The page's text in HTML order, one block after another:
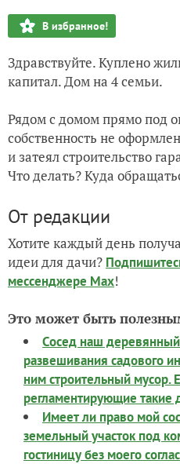
В избранное!
Здравствуйте. Куплено
капитал. Дом на 4 семьи.
Рядом с домом прямо под
собственность не
и затеял строительство
Что делать? Куда
От редакции
Хотите каждый день
идеи для дачи?
мессенджере Max!
Это может быть
Сосед наш деревянный
развешивания садового
ним строительный мусор.
регламентирующие такие
Имеет ли право мой
земельный участок под
гостиницу без моего